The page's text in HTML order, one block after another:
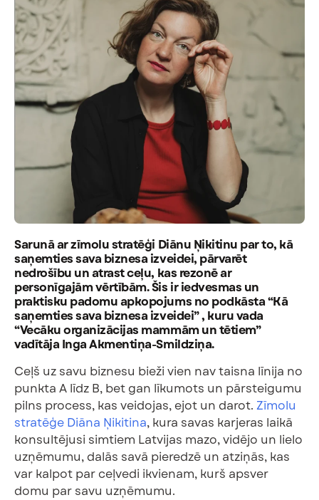
Sarunā ar zīmolu stratēģi Diānu Ņikitinu par to, kā
saņemties sava biznesa izveidei, pārvarēt
nedrošību un atrast ceļu, kas rezonē ar
personīgajām vērtībām. Šis ir iedvesmas un
praktisku padomu apkopojums no podkāsta “Kā
saņemties sava biznesa izveidei” , kuru vada
“Vecāku organizācijas mammām un tētiem”
vadītāja Inga Akmentiņa-Smildziņa.
Ceļš uz savu biznesu bieži vien nav taisna līnija no
punkta A līdz B, bet gan līkumots un pārsteigumu
pilns process, kas veidojas, ejot un darot. Zīmolu
stratēģe Diāna Ņikitina, kura savas karjeras laikā
konsultējusi simtiem Latvijas mazo, vidējo un lielo
uzņēmumu, dalās savā pieredzē un atziņās, kas
var kalpot par ceļvedi ikvienam, kurš apsver
domu par savu uzņēmumu.